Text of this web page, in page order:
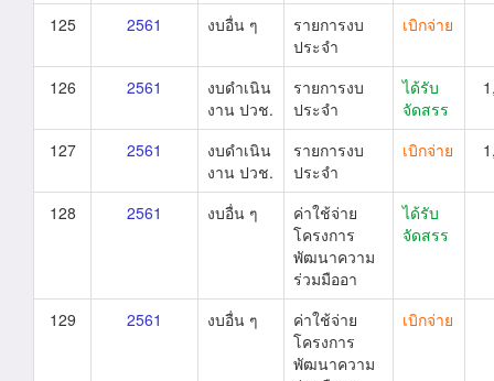
125
2561 งบอื่น ๆ
รายการงบ
ประจำ
เบิกจ่าย
126 2561
งบดำเนิน
งาน ปวช.
รายการงบ
ประจำ
ได้รับ
จัดสรร
127 2561
งบดำเนิน
งาน ปวช.
รายการงบ
ประจำ
เบิกจ่าย
128 2561 งบอื่น ๆ
ค่าใช้จ่าย
โครงการ
พัฒนาความ
ร่วมมืออา
ได้รับ
จัดสรร
129 2561 งบอื่น ๆ
ค่าใช้จ่าย
โครงการ
พัฒนาความ
เบิกจ่าย